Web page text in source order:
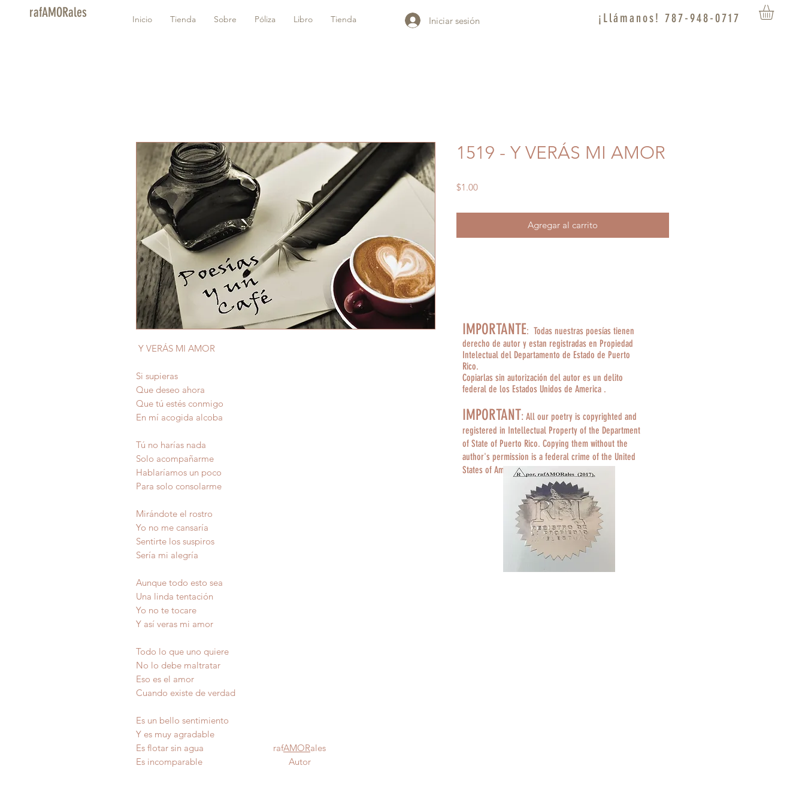
rafAMORales Inicio Tienda Sobre Póliza Libro Tienda Iniciar sesión ¡Llámanos! 787-948-0717
Y VERÁS MI AMOR
Si supieras
Que deseo ahora
Que tú estés conmigo
En mí acogida alcoba
Tú no harías nada
Solo acompañarme
Hablaríamos un poco
Para solo consolarme
Mirándote el rostro
Yo no me cansaría
Sentirte los suspiros
Sería mi alegría
Aunque todo esto sea
Una linda tentación
Yo no te tocare
Y así veras mi amor
Todo lo que uno quiere
No lo debe maltratar
Eso es el amor
Cuando existe de verdad
Es un bello sentimiento
Y es muy agradable
Es flotar sin agua rafAMORales
Es incomparable Autor
1519 - Y VERÁS MI AMOR
$1.00Precio
Agregar al carrito
IMPORTANTE: Todas nuestras poesías tienen
derecho de autor y estan registradas en Propiedad
Intelectual del Departamento de Estado de Puerto
Rico.
Copiarlas sin autorización del autor es un delito
federal de los Estados Unidos de America .
IMPORTANT: All our poetry is copyrighted and
registered in Intellectual Property of the Department
of State of Puerto Rico. Copying them without the
author's permission is a federal crime of the United
States of America.